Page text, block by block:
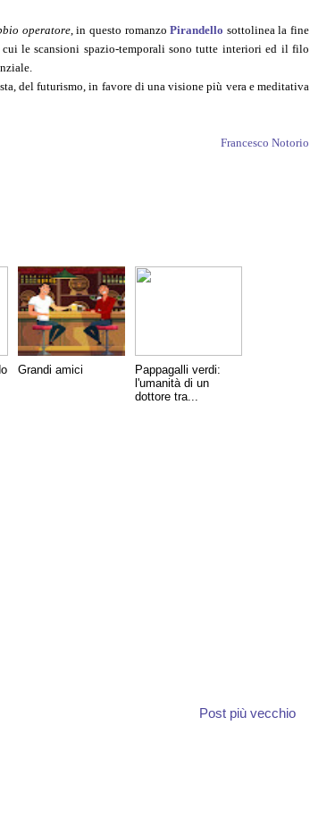
operatore, in questo romanzoPirandello sottolinea la fine
le scansioni spazio-temporali sono tutte interiori ed il filo
del futurismo, in favore di una visione più vera e meditativa
Francesco Notorio
Grandi amici
Pappagalli verdi:
l'umanità di un
dottore tra...
Post più vecchio